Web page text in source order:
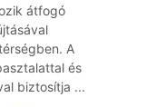
átfogó
A
és
biztosítja ...